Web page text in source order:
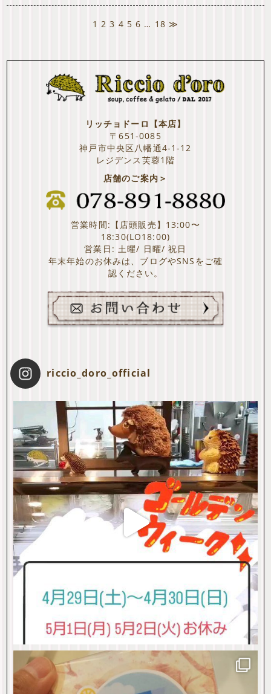
1 2 3 4 5 6 … 18 ≫
リッチョドーロ【本店】
〒651-0085
神戸市中央区八幡通4-1-12
レジデンス芙蓉1階
店舗のご案内＞
営業時間:【店頭販売】13:00〜
18:30(LO18:00)
営業日: 土曜/ 日曜/ 祝日
年末年始のお休みは、ブログやSNSをご確
認ください。
riccio_doro_official